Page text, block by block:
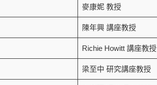
麥康妮 教授
陳年興 講座教授
Richie Howitt 講座教授
梁至中 研究講座教授